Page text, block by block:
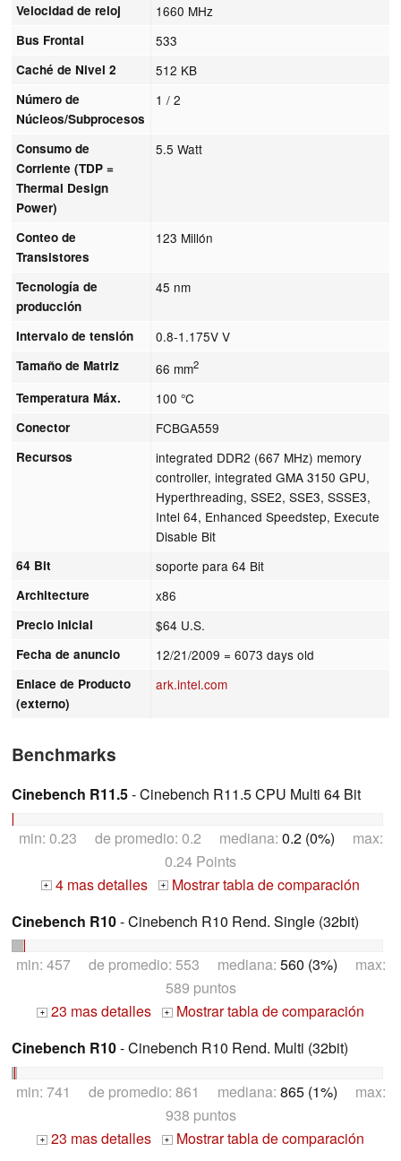
Velocidad de reloj 1660 MHz
Bus Frontal 533
Caché de Nivel 2 512 KB
Número de
Núcleos/Subprocesos
1 / 2
Consumo de
Corriente (TDP =
Thermal Design
Power)
5.5 Watt
Conteo de
Transistores
123 Millón
Tecnología de
producción
45 nm
Intervalo de tensión 0.8-1.175V V
Tamaño de Matriz 66 mm2
Temperatura Máx. 100 °C
Conector FCBGA559
Recursos
integrated DDR2 (667 MHz) memory
controller, integrated GMA 3150 GPU,
Hyperthreading, SSE2, SSE3, SSSE3,
Intel 64, Enhanced Speedstep, Execute
Disable Bit
64 Bit soporte para 64 Bit
Architecture x86
Precio inicial $64 U.S.
Fecha de anuncio 12/21/2009 = 6073 days old
Enlace de Producto
(externo)
ark.intel.com
Benchmarks
Cinebench R11.5- Cinebench R11.5 CPU Multi 64 Bit
min: 0.23 de promedio: 0.2 mediana: 0.2 (0%) max:
0.24 Points
+ 4 mas detalles +
Mostrar tabla de comparación
Cinebench R10- Cinebench R10 Rend. Single (32bit)
min: 457 de promedio: 553 mediana: 560 (3%) max:
589 puntos
+ 23 mas detalles + Mostrar tabla de comparación
Cinebench R10- Cinebench R10 Rend. Multi (32bit)
min: 741 de promedio: 861 mediana: 865 (1%) max:
938 puntos
+ 23 mas detalles + Mostrar tabla de comparación